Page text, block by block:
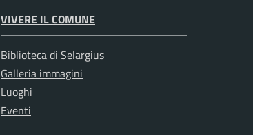
VIVERE IL COMUNE
Biblioteca di Selargius
Galleria immagini
Luoghi
Eventi